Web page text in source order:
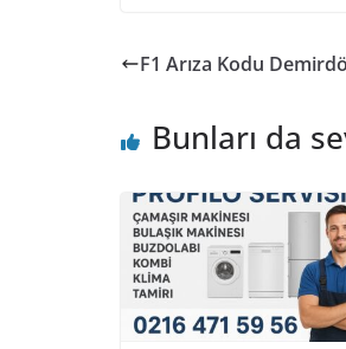
F1 Arıza Kodu
Bunları da